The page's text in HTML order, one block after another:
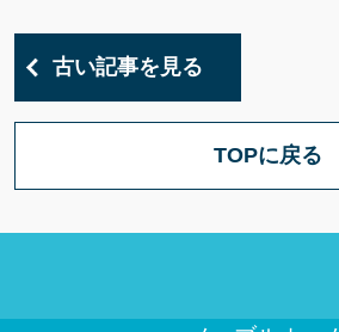
古い記事を見る
TOPに戻る